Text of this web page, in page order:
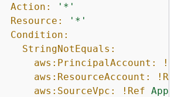
Action:
'*'
Resource:
'*'
Condition:
StringNotEquals:
aws:PrincipalAccount:
aws:ResourceAccount:
!Ref
aws:SourceVpc:
!Ref